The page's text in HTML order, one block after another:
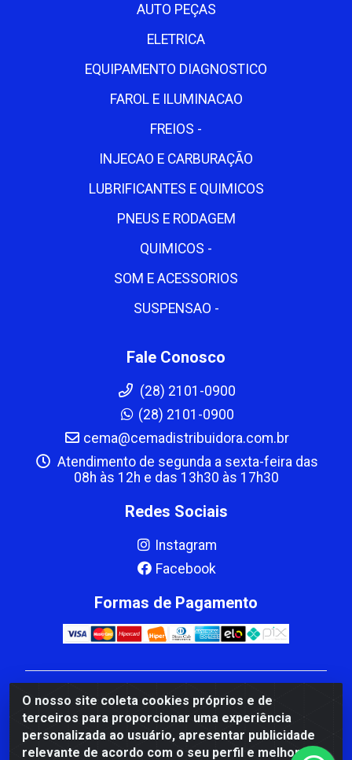
O nosso site coleta cookies próprios e de
terceiros para proporcionar uma experiência
personalizada ao usuário, apresentar publicidade
relevante de acordo com o seu perfil e melhorar a
AUTO PEÇAS
ELETRICA
EQUIPAMENTO DIAGNOSTICO
FAROL E ILUMINACAO
FREIOS -
INJECAO E CARBURAÇÃO
LUBRIFICANTES E QUIMICOS
PNEUS E RODAGEM
QUIMICOS -
SOM E ACESSORIOS
SUSPENSAO -
Fale Conosco
(28) 2101-0900
(28) 2101-0900
cema@cemadistribuidora.com.br
Atendimento de segunda a sexta-feira das
08h às 12h e das 13h30 às 17h30
Redes Sociais
Instagram
Facebook
Formas de Pagamento
CBP MACEDO COMERCIO PEÇAS LTDA Matriz - av
Mauro Miranda Madureira, 1249 - Coramara , Cachoeiro
de Itapemirim/ES - CEP 29.311-310 - CNPJ
00.502.680/0001-41